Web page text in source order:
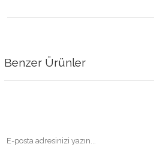
Benzer Ürünler